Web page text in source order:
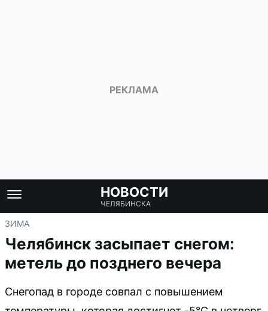
НОВОСТИ
ЧЕЛЯБИНСКА
ЗИМА
Челябинск засыпает снегом:
метель до позднего вечера
Снегопад в городе совпал с повышением